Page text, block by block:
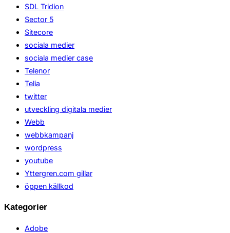
SDL Tridion
Sector 5
Sitecore
sociala medier
sociala medier case
Telenor
Telia
twitter
utveckling digitala medier
Webb
webbkampanj
wordpress
youtube
Yttergren.com gillar
öppen källkod
Kategorier
Adobe